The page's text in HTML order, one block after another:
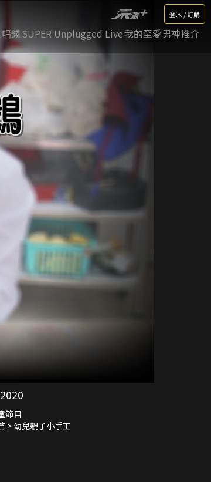
登入 / 訂購
唱錢SUPER Unplugged Live我的至愛男神推介
2020
節目
> 幼兒親子小手工